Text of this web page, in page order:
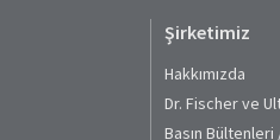
Şirketimiz
Hakkımızda
Dr. Fischer ve
Basın